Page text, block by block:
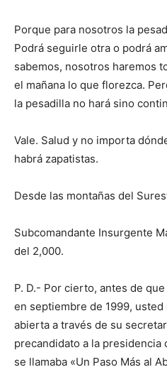
Porque para nosotros la
Podrá seguirle otra o podrá
sabemos, nosotros haremos
el mañana lo que florezca.
la pesadilla no hará sino
Vale. Salud y no importa
habrá zapatistas.
Desde las montañas del
Subcomandante Insurgente
del 2,000.
P. D.- Por cierto, antes de
en septiembre de 1999,
abierta a través de su
precandidato a la presidencia
se llamaba «Un Paso Más al